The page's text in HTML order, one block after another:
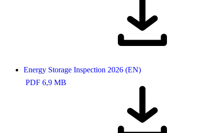
Energy Storage Inspection 2026 (EN)
PDF 6,9 MB